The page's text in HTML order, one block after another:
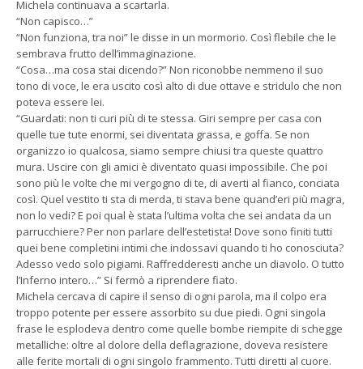
Michela continuava a scartarla.
“Non capisco…”
“Non funziona, tra noi” le disse in un mormorio. Così flebile che le
sembrava frutto dell’immaginazione.
“Cosa…ma cosa stai dicendo?” Non riconobbe nemmeno il suo
tono di voce, le era uscito così alto di due ottave e stridulo che non
poteva essere lei.
“Guardati: non ti curi più di te stessa. Giri sempre per casa con
quelle tue tute enormi, sei diventata grassa, e goffa. Se non
organizzo io qualcosa, siamo sempre chiusi tra queste quattro
mura. Uscire con gli amici è diventato quasi impossibile. Che poi
sono più le volte che mi vergogno di te, di averti al fianco, conciata
così. Quel vestito ti sta di merda, ti stava bene quand’eri più magra,
non lo vedi? E poi qual è stata l’ultima volta che sei andata da un
parrucchiere? Per non parlare dell’estetista! Dove sono finiti tutti
quei bene completini intimi che indossavi quando ti ho conosciuta?
Adesso vedo solo pigiami. Raffredderesti anche un diavolo. O tutto
l’Inferno intero…” Si fermò a riprendere fiato.
Michela cercava di capire il senso di ogni parola, ma il colpo era
troppo potente per essere assorbito su due piedi. Ogni singola
frase le esplodeva dentro come quelle bombe riempite di schegge
metalliche: oltre al dolore della deflagrazione, doveva resistere
alle ferite mortali di ogni singolo frammento. Tutti diretti al cuore.